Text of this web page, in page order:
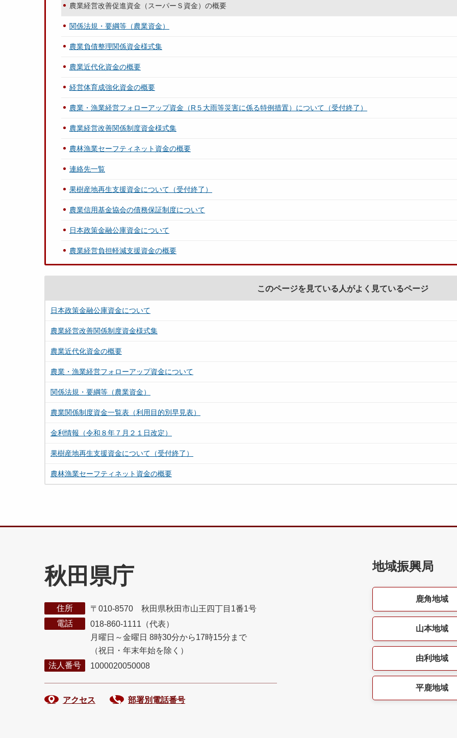
農業経営改善促進資金（スーパーＳ資金）の概要
関係法規・要綱等（農業資金）
農業負債整理関係資金様式集
農業近代化資金の概要
経営体育成強化資金の概要
農業・漁業経営フォローアップ資金（R５大雨等災害に係る特例措置）について（受付終了）
農業経営改善関係制度資金様式集
農林漁業セーフティネット資金の概要
連絡先一覧
果樹産地再生支援資金について（受付終了）
農業信用基金協会の債務保証制度について
日本政策金融公庫資金について
農業経営負担軽減支援資金の概要
このページを見ている人がよく見ているページ
日本政策金融公庫資金について
農業経営改善関係制度資金様式集
農業近代化資金の概要
農業・漁業経営フォローアップ資金について
関係法規・要綱等（農業資金）
農業関係制度資金一覧表（利用目的別早見表）
金利情報（令和８年７月２１日改定）
果樹産地再生支援資金について（受付終了）
農林漁業セーフティネット資金の概要
秋田県庁
住所
〒010-8570 秋田県秋田市山王四丁目1番1号
電話
018-860-1111（代表）
月曜日～金曜日 8時30分から17時15分まで
（祝日・年末年始を除く）
法人番号
1000020050008
アクセス 部署別電話番号
地域振興局
鹿角地域
山本地域
由利地域
平鹿地域